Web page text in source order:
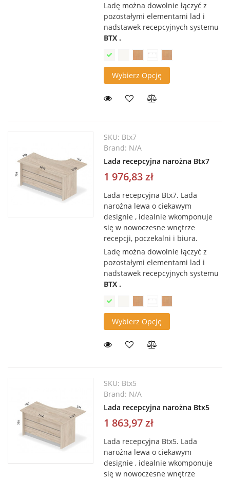
Ladę można dowolnie łączyć z
pozostałymi elementami lad i
nadstawek recepcyjnych systemu
BTX .
Wybierz Opcję
SKU: Btx7
Brand: N/A
Lada recepcyjna narożna Btx7
1 976,83 zł
Lada recepcyjna Btx7. Lada
narożna lewa o ciekawym
designie , idealnie wkomponuje
się w nowoczesne wnętrze
recepcji, poczekalni i biura.
Ladę można dowolnie łączyć z
pozostałymi elementami lad i
nadstawek recepcyjnych systemu
BTX .
Wybierz Opcję
SKU: Btx5
Brand: N/A
Lada recepcyjna narożna Btx5
1 863,97 zł
Lada recepcyjna Btx5. Lada
narożna lewa o ciekawym
designie , idealnie wkomponuje
się w nowoczesne wnętrze